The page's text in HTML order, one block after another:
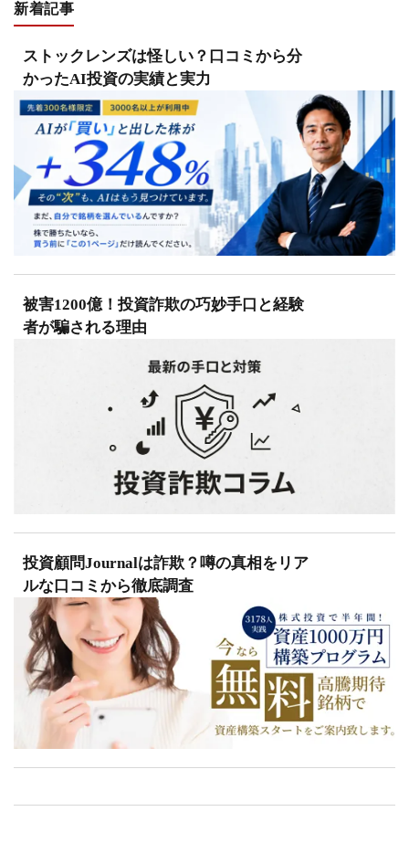
新着記事
ストックレンズは怪しい？口コミから分
かったAI投資の実績と実力
被害1200億！投資詐欺の巧妙手口と経験
者が騙される理由
投資顧問Journalは詐欺？噂の真相をリア
ルな口コミから徹底調査